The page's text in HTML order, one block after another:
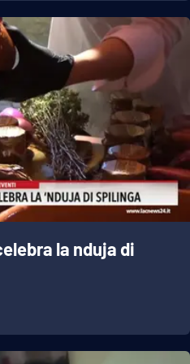
la nduja di